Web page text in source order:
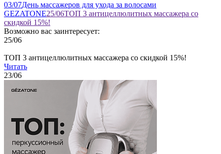
03/07День массажеров для ухода за волосами
GEZATONE25/06ТОП 3 антицеллюлитных массажера со
скидкой 15%!
Возможно вас заинтересует:
25/06
ТОП 3 антицеллюлитных массажера со скидкой 15%!
Читать
23/06